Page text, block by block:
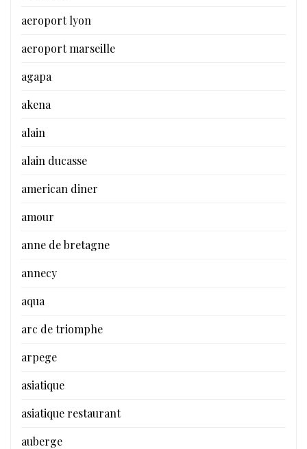
aeroport lyon
aeroport marseille
agapa
akena
alain
alain ducasse
american diner
amour
anne de bretagne
annecy
aqua
arc de triomphe
arpege
asiatique
asiatique restaurant
auberge